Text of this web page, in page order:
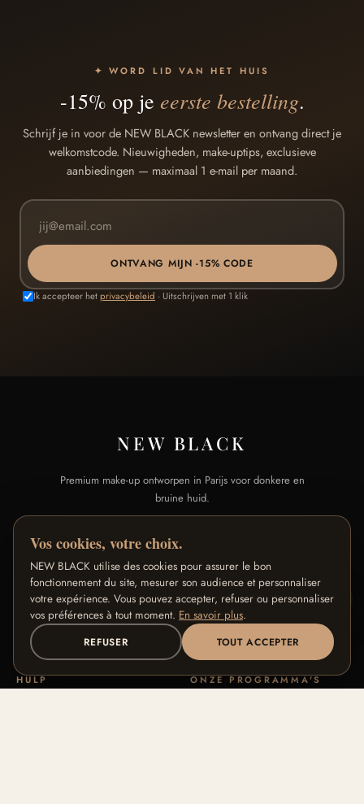
✦ WORD LID VAN HET HUIS
-15% op je eerste bestelling.
Schrijf je in voor de NEW BLACK newsletter en ontvang direct je
welkomstcode. Nieuwigheden, make-uptips, exclusieve
aanbiedingen — maximaal 1 e-mail per maand.
ONTVANG MIJN -15% CODE
Ik accepteer hetprivacybeleid · Uitschrijven met 1 klik
NEW BLACK
Premium make-up ontworpen in Parijs voor donkere en
bruine huid.
SHOP
Alle producten
Signature Collecties
Tintengids
FAQ
Ons verhaal
Onze vakmanschap
Blog
Contact
HULP ONZE PROGRAMMA'S
Vos cookies, votre choix.
NEW BLACK utilise des cookies pour assurer le bon
fonctionnement du site, mesurer son audience et personnaliser
votre expérience. Vous pouvez accepter, refuser ou personnaliser
vos préférences à tout moment. En savoir plus.
REFUSER TOUT ACCEPTER